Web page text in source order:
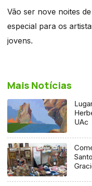
Vão ser nove noites
especial para os
jovens.
Mais Notícias
UAc